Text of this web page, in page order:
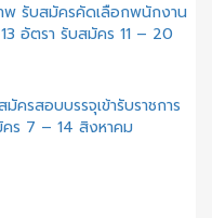
พ รับสมัครคัดเลือกพนักงาน
อัตรา รับสมัคร 11 – 20
ครสอบบรรจุเข้ารับราชการ
ร 7 – 14 สิงหาคม